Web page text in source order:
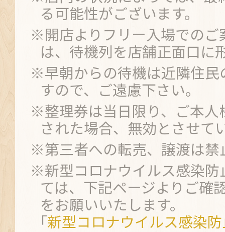
る可能性がございます。
※開店よりフリー入場でのご
は、待機列を店舗正面口に
※早朝からの待機は近隣住民
すので、ご遠慮下さい。
※整理券は当日限り、ご本人
された場合、無効とさせて
※第三者への転売、譲渡は禁
※新型コロナウイルス感染防
ては、下記ページよりご確
をお願いいたします。
｢新型コロナウイルス感染